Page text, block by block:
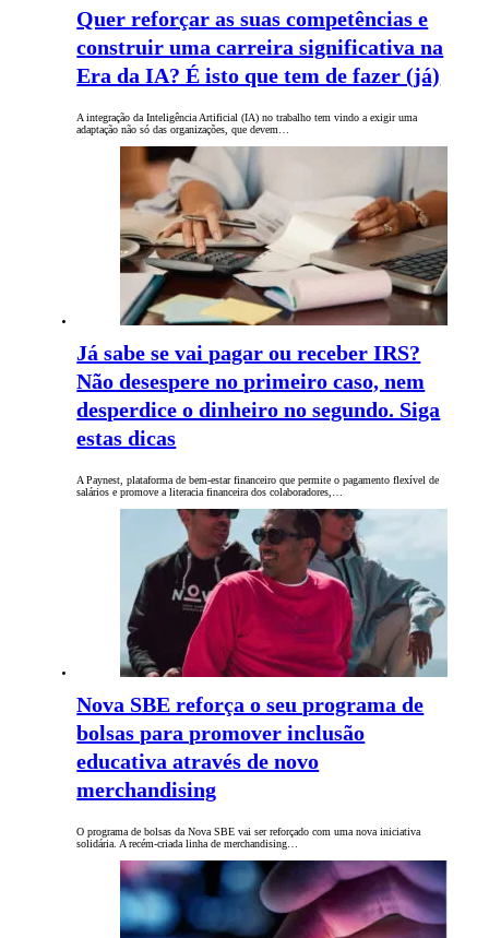
Quer reforçar as suas competências e
construir uma carreira significativa na
Era da IA? É isto que tem de fazer (já)
A integração da Inteligência Artificial (IA) no trabalho tem vindo a exigir uma
adaptação não só das organizações, que devem…
Já sabe se vai pagar ou receber IRS?
Não desespere no primeiro caso, nem
desperdice o dinheiro no segundo. Siga
estas dicas
A Paynest, plataforma de bem-estar financeiro que permite o pagamento flexível de
salários e promove a literacia financeira dos colaboradores,…
Nova SBE reforça o seu programa de
bolsas para promover inclusão
educativa através de novo
merchandising
O programa de bolsas da Nova SBE vai ser reforçado com uma nova iniciativa
solidária. A recém-criada linha de merchandising…